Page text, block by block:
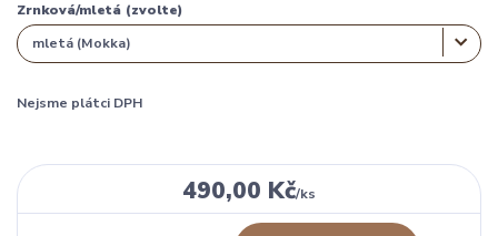
Zrnková/mletá (zvolte)
Nejsme plátci DPH
490,00 Kč/ks